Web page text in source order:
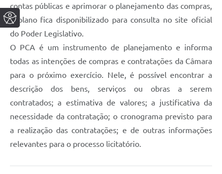
contas públicas e aprimorar o planejamento das compras,
o plano fica disponibilizado para consulta no site oficial
do Poder Legislativo.
O PCA é um instrumento de planejamento e informa
todas as intenções de compras e contratações da Câmara
para o próximo exercício. Nele, é possível encontrar a
descrição dos bens, serviços ou obras a serem
contratados; a estimativa de valores; a justificativa da
necessidade da contratação; o cronograma previsto para
a realização das contratações; e de outras informações
relevantes para o processo licitatório.